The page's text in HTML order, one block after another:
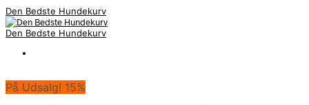
Den Bedste Hundekurv
Den Bedste Hundekurv
På Udsalg! 15%